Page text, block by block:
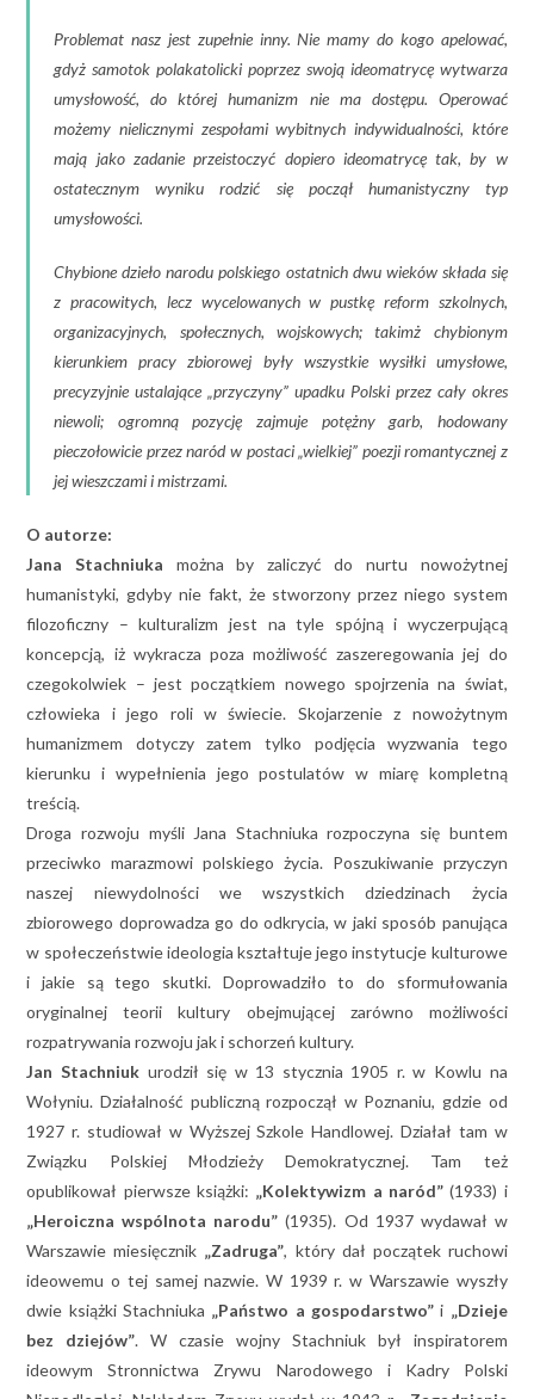
Problemat nasz jest zupełnie inny. Nie mamy do kogo apelować,
gdyż samotok polakatolicki poprzez swoją ideomatrycę wytwarza
umysłowość, do której humanizm nie ma dostępu. Operować
możemy nielicznymi zespołami wybitnych indywidualności, które
mają jako zadanie przeistoczyć dopiero ideomatrycę tak, by w
ostatecznym wyniku rodzić się począł humanistyczny typ
umysłowości.
Chybione dzieło narodu polskiego ostatnich dwu wieków składa się
z pracowitych, lecz wycelowanych w pustkę reform szkolnych,
organizacyjnych, społecznych, wojskowych; takimż chybionym
kierunkiem pracy zbiorowej były wszystkie wysiłki umysłowe,
precyzyjnie ustalające „przyczyny” upadku Polski przez cały okres
niewoli; ogromną pozycję zajmuje potężny garb, hodowany
pieczołowicie przez naród w postaci „wielkiej” poezji romantycznej z
jej wieszczami i mistrzami.
O autorze:
Jana Stachniuka można by zaliczyć do nurtu nowożytnej
humanistyki, gdyby nie fakt, że stworzony przez niego system
filozoficzny – kulturalizm jest na tyle spójną i wyczerpującą
koncepcją, iż wykracza poza możliwość zaszeregowania jej do
czegokolwiek – jest początkiem nowego spojrzenia na świat,
człowieka i jego roli w świecie. Skojarzenie z nowożytnym
humanizmem dotyczy zatem tylko podjęcia wyzwania tego
kierunku i wypełnienia jego postulatów w miarę kompletną
treścią.
Droga rozwoju myśli Jana Stachniuka rozpoczyna się buntem
przeciwko marazmowi polskiego życia. Poszukiwanie przyczyn
naszej niewydolności we wszystkich dziedzinach życia
zbiorowego doprowadza go do odkrycia, w jaki sposób panująca
w społeczeństwie ideologia kształtuje jego instytucje kulturowe
i jakie są tego skutki. Doprowadziło to do sformułowania
oryginalnej teorii kultury obejmującej zarówno możliwości
rozpatrywania rozwoju jak i schorzeń kultury.
Jan Stachniukurodził się w 13 stycznia 1905 r. w Kowlu na
Wołyniu. Działalność publiczną rozpoczął w Poznaniu, gdzie od
1927 r. studiował w Wyższej Szkole Handlowej. Działał tam w
Związku Polskiej Młodzieży Demokratycznej. Tam też
opublikował pierwsze książki: „Kolektywizm a naród”(1933) i
„Heroiczna wspólnota narodu” (1935). Od 1937 wydawał w
Warszawie miesięcznik „Zadruga”, który dał początek ruchowi
ideowemu o tej samej nazwie. W 1939 r. w Warszawie wyszły
dwie książki Stachniuka „Państwo a gospodarstwo”i „Dzieje
bez dziejów”. W czasie wojny Stachniuk był inspiratorem
ideowym Stronnictwa Zrywu Narodowego i Kadry Polski